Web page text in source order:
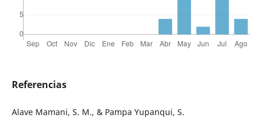
Referencias
Alave Mamani, S. M., & Pampa Yupanqui, S.